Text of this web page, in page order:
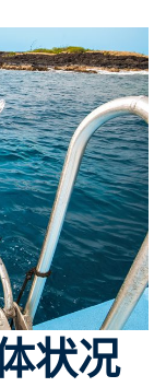
状况